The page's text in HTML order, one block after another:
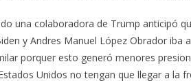
una colaboradora de Trump anticipó
y Andres Manuel López Obrador iba
porquer esto generó menores
Unidos no tengan que llegar a la